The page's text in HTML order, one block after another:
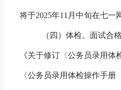
将于2025年1 1 月 中旬在七一
（四）体检。面试合
《关于修订〈公务员录用体
〈公务员录用体检操作手册